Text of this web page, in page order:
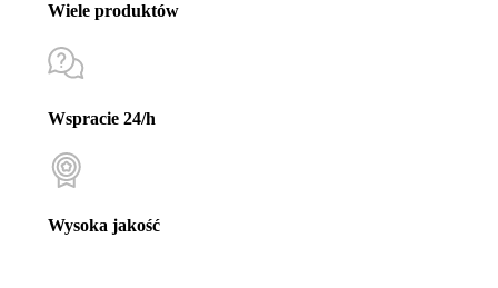
Wiele produktów
Wspracie 24/h
Wysoka jakość